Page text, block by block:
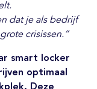
dat je als bedrijf
crisissen.”
smart locker
optimaal
Deze